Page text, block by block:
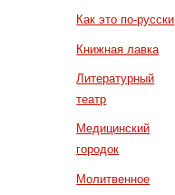
Как это по-русски
Книжная лавка
Литературный
театр
Медицинский
городок
Молитвенное